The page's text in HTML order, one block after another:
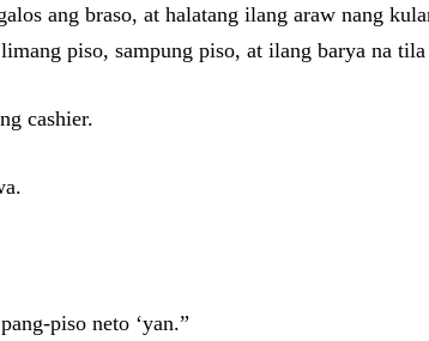
ang braso, at halatang ilang araw nang
piso, sampung piso, at ilang barya na
cashier.
piso neto ‘yan.”